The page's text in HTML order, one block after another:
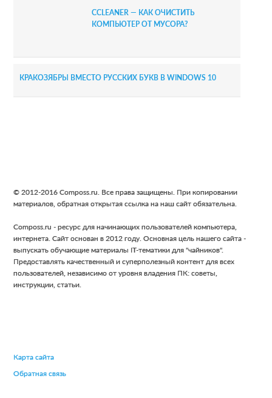
CCLEANER — КАК ОЧИСТИТЬ
КОМПЬЮТЕР ОТ МУСОРА?
КРАКОЗЯБРЫ ВМЕСТО РУССКИХ БУКВ В WINDOWS 10
Footer
© 2012-2016 Composs.ru. Все права защищены. При копировании
материалов, обратная открытая ссылка на наш сайт обязательна.
Composs.ru - ресурс для начинающих пользователей компьютера,
интернета. Сайт основан в 2012 году. Основная цель нашего сайта -
выпускать обучающие материалы IT-тематики для "чайников".
Предоставлять качественный и суперполезный контент для всех
пользователей, независимо от уровня владения ПК: советы,
инструкции, статьи.
Карта сайта
Обратная связь